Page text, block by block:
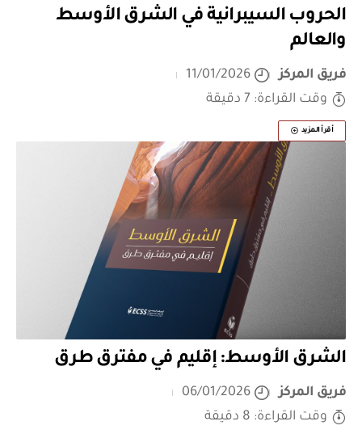
الحروب السيبرانية في الشرق الأوسط
والعالم
فريق المركز
11/01/2026
وقت القراءة: 7 دقيقة
أقرأ المزيد
الشرق الأوسط: إقليم في مفترق طرق
فريق المركز
06/01/2026
وقت القراءة: 8 دقيقة